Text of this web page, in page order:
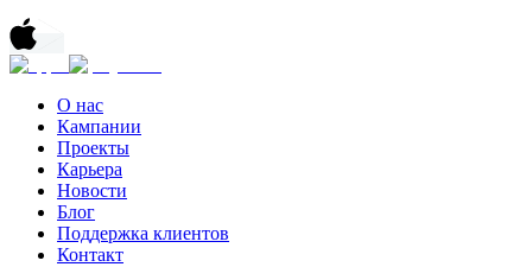
О нас
Кампании
Проекты
Карьера
Новости
Блог
Поддержка клиентов
Контакт